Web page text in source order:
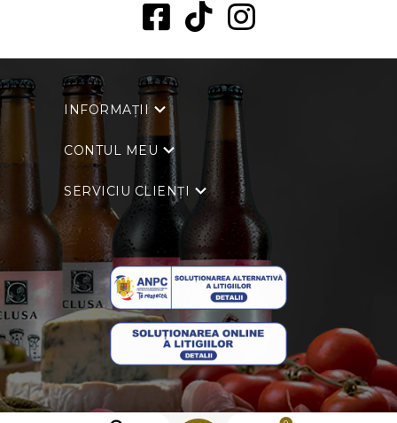
INFORMAȚII
CONTUL MEU
SERVICIU CLIENȚI